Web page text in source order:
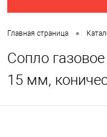
Главная страница •
Сопло
15 мм,